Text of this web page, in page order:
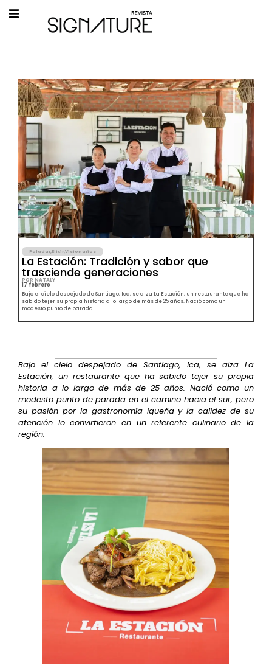
Paladar Elixir Visionarios
La Estación: Tradición y sabor que
trasciende generaciones
POR NATALY
17 febrero
Bajo el cielo despejado de Santiago, Ica, se alza La Estación, un restaurante que ha
sabido tejer su propia historia a lo largo de más de 25 años. Nació como un
modesto punto de parada...
Bajo el cielo despejado de Santiago, Ica, se alza La
Estación, un restaurante que ha sabido tejer su propia
historia a lo largo de más de 25 años. Nació como un
modesto punto de parada en el camino hacia el sur, pero
su pasión por la gastronomía iqueña y la calidez de su
atención lo convirtieron en un referente culinario de la
región.